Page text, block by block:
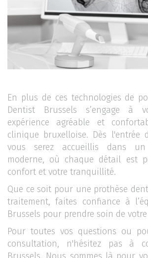
En plus de ces technologies de
Dentist Brussels s’engage à
expérience agréable et
clinique bruxelloise. Dès l'entrée
vous serez accueillis dans un
moderne, où chaque détail est
confort et votre tranquillité.
Que ce soit pour une prothèse
traitement, faites confiance à
Brussels pour prendre soin de
Pour toutes vos questions ou
consultation, n'hésitez pas à